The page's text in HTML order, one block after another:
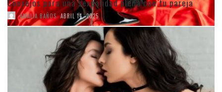
Consejos para una sexualidad plena con tu pareja
AMALIA BAÑOS, ABRIL 14, 2025